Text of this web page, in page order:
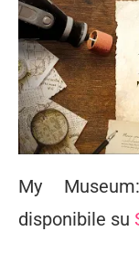
My
disponibile su